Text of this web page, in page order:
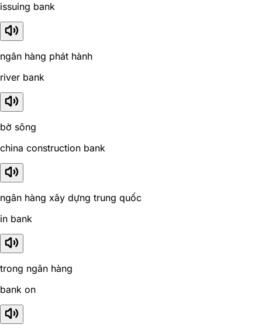
issuing bank
ngân hàng phát hành
river bank
bờ sông
china construction bank
ngân hàng xây dựng trung quốc
in bank
trong ngân hàng
bank on